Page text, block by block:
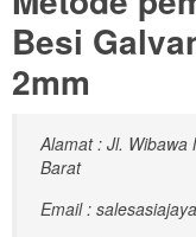
Besi
2mm
Alamat : Jl. Wibawa
Barat
Email :